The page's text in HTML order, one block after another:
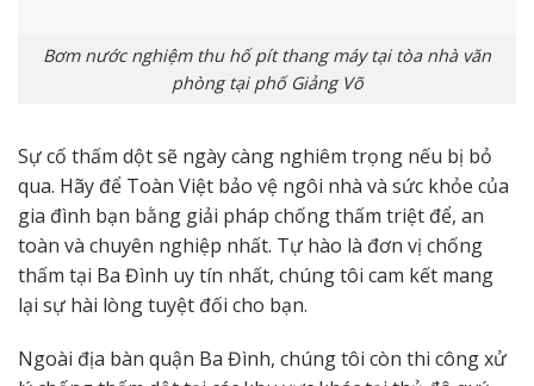
Bơm nước nghiệm thu hố pít thang máy tại tòa nhà văn
phòng tại phố Giảng Võ
Sự cố thấm dột sẽ ngày càng nghiêm trọng nếu bị bỏ
qua. Hãy để Toàn Việt bảo vệ ngôi nhà và sức khỏe của
gia đình bạn bằng giải pháp chống thấm triệt để, an
toàn và chuyên nghiệp nhất. Tự hào là đơn vị chống
thấm tại Ba Đình uy tín nhất, chúng tôi cam kết mang
lại sự hài lòng tuyệt đối cho bạn.
Ngoài địa bàn quận Ba Đình, chúng tôi còn thi công xử